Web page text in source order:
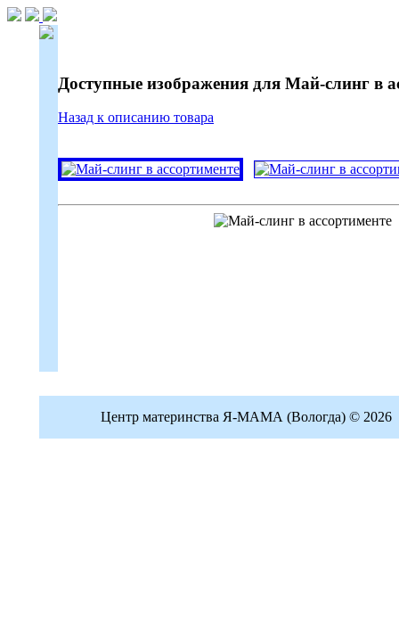
Доступные изображения для Май-слинг в
Назад к описанию товара
Центр материнства Я-МАМА (Вологда) © 2026